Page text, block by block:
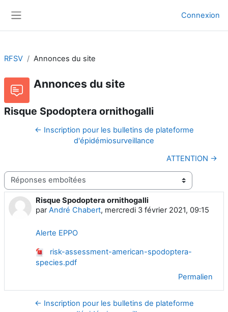
Connexion
RFSV Annonces du site
Annonces du site
Risque Spodoptera ornithogalli
← Inscription pour les bulletins de plateforme
d'épidémiosurveillance
ATTENTION →
Type d’affichage
Risque Spodoptera ornithogalli
parAndré Chabert, mercredi 3 février 2021, 09:15
Nombre de réponses : 0
Alerte EPPO
risk-assessment-american-spodoptera-
species.pdf
Permalien
← Inscription pour les bulletins de plateforme